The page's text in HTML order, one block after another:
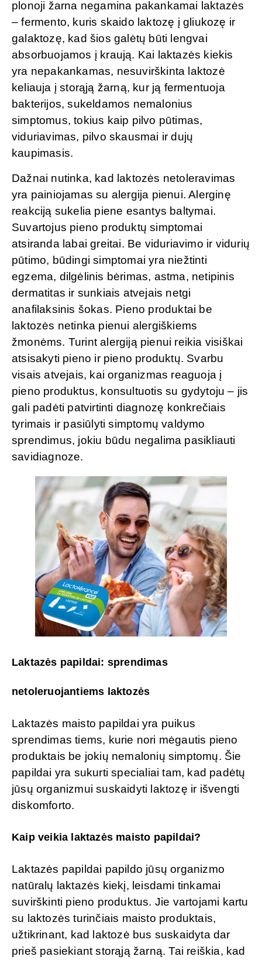
plonoji žarna negamina pakankamai laktazės
– fermento, kuris skaido laktozę į gliukozę ir
galaktozę, kad šios galėtų būti lengvai
absorbuojamos į kraują. Kai laktazės kiekis
yra nepakankamas, nesuvirškinta laktozė
keliauja į storąją žarną, kur ją fermentuoja
bakterijos, sukeldamos nemalonius
simptomus, tokius kaip pilvo pūtimas,
viduriavimas, pilvo skausmai ir dujų
kaupimasis.
Dažnai nutinka, kad laktozės netoleravimas
yra painiojamas su alergija pienui. Alerginę
reakciją sukelia piene esantys baltymai.
Suvartojus pieno produktų simptomai
atsiranda labai greitai. Be viduriavimo ir vidurių
pūtimo, būdingi simptomai yra niežtinti
egzema, dilgėlinis bėrimas, astma, netipinis
dermatitas ir sunkiais atvejais netgi
anafilaksinis šokas. Pieno produktai be
laktozės netinka pienui alergiškiems
žmonėms. Turint alergiją pienui reikia visiškai
atsisakyti pieno ir pieno produktų. Svarbu
visais atvejais, kai organizmas reaguoja į
pieno produktus, konsultuotis su gydytoju – jis
gali padėti patvirtinti diagnozę konkrečiais
tyrimais ir pasiūlyti simptomų valdymo
sprendimus, jokiu būdu negalima pasikliauti
savidiagnoze.
Laktazės papildai: sprendimas
netoleruojantiems laktozės
Laktazės maisto papildai yra puikus
sprendimas tiems, kurie nori mėgautis pieno
produktais be jokių nemalonių simptomų. Šie
papildai yra sukurti specialiai tam, kad padėtų
jūsų organizmui suskaidyti laktozę ir išvengti
diskomforto.
Kaip veikia laktazės maisto papildai?
Laktazės papildai papildo jūsų organizmo
natūralų laktazės kiekį, leisdami tinkamai
suvirškinti pieno produktus. Jie vartojami kartu
su laktozės turinčiais maisto produktais,
užtikrinant, kad laktozė bus suskaidyta dar
prieš pasiekiant storąją žarną. Tai reiškia, kad